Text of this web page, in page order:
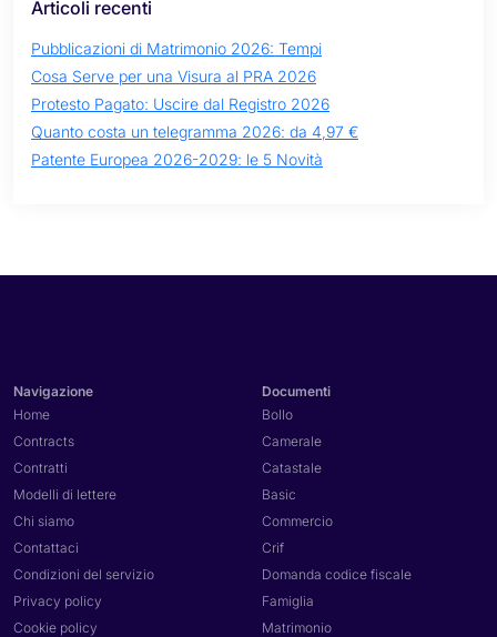
Articoli recenti
Pubblicazioni di Matrimonio 2026: Tempi
Cosa Serve per una Visura al PRA 2026
Protesto Pagato: Uscire dal Registro 2026
Quanto costa un telegramma 2026: da 4,97 €
Patente Europea 2026-2029: le 5 Novità
Navigazione
Home
Contracts
Contratti
Modelli di lettere
Chi siamo
Contattaci
Condizioni del servizio
Privacy policy
Cookie policy
Documenti
Bollo
Camerale
Catastale
Basic
Commercio
Crif
Domanda codice fiscale
Famiglia
Matrimonio